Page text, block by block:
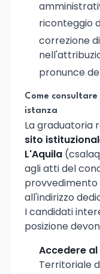
riconteggio
correzione
pronunce
Come
istanza
La graduatoria
sito
L'Aquila
agli atti del
all'indirizzo
I candidati
posizione
Accedere
Territoriale